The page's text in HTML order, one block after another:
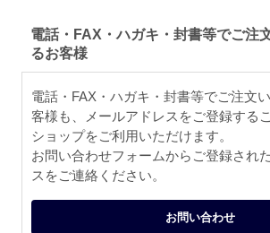
電話・FAX・ハガキ・封書等でご注
るお客様
電話・FAX・ハガキ・封書等でご注文
客様も、メールアドレスをご登録する
ショップをご利用いただけます。
お問い合わせフォームからご登録され
スをご連絡ください。
お問い合わせ